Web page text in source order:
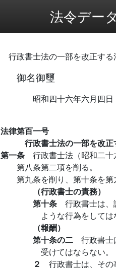
法令デー
行政書士法の一部を改正する
御名御璽
昭和四十六年六月四日
法律第百一号
行政書士法の一部を改
第一条 行政書士法（昭和二十
第八条第二項を削る。
第九条を削り、第十条を第
（行政書士の責務）
第十条 行政書士は
ような行為をしては
（報酬）
第十条の二 行政書
受けてはならない。
２ 行政書士は、その